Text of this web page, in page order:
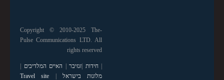
Copyright © 2010-2025 The-
Pulse Communications LTD. All
rights reserved
|חידות |זנזיבר | האיים המלדיבים |
מלונות בישראל |
Travel site